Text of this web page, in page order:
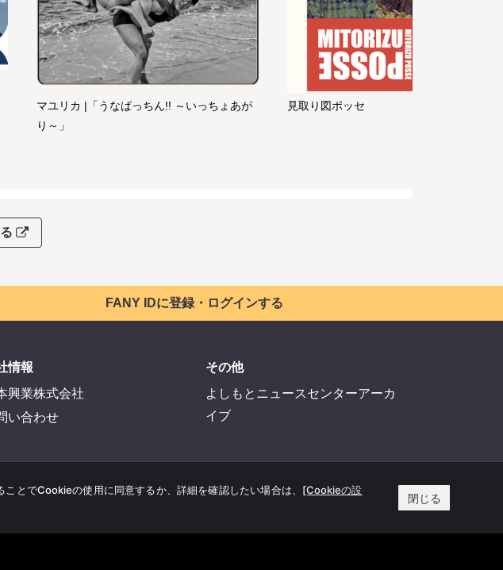
マユリカ |「うなぱっちん!! ～いっちょあが
り～」
見取り図ポッセ
FANY IDに登録・ログインする
情報
興業株式会社
い合わせ
その他
よしもとニュースセンターアーカ
イブ
とでCookieの使用に同意するか、詳細を確認したい場合は、 [Cookieの設
閉じる